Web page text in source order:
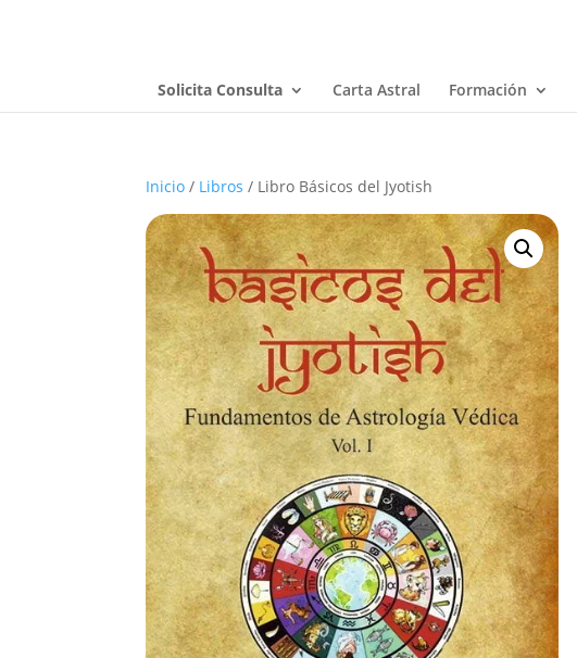
Solicita Consulta Carta Astral Formación
Inicio / Libros / Libro Básicos del Jyotish